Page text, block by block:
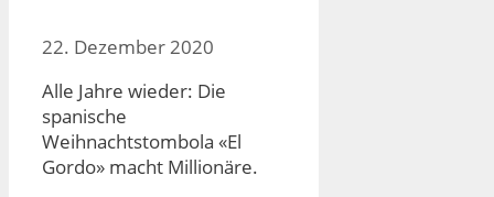
22. Dezember 2020
Alle Jahre wieder: Die
spanische
Weihnachtstombola «El
Gordo» macht Millionäre.